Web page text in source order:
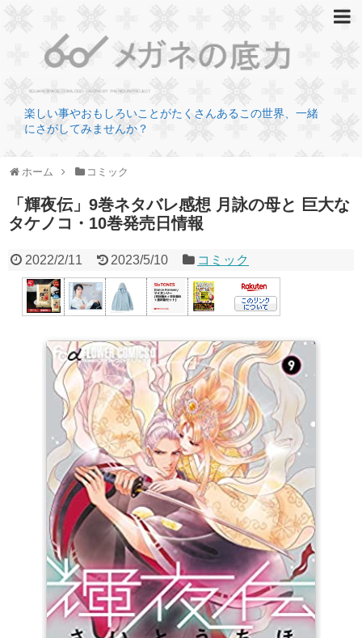
楽しい事やおもしろいことがたくさんあるこの世界、一緒
にさがしてみませんか？
ホーム コミック
「輝夜伝」9巻ネタバレ感想 月詠の母と 巨大な
タケノコ・10巻発売日情報
2022/2/11 2023/5/10 コミック